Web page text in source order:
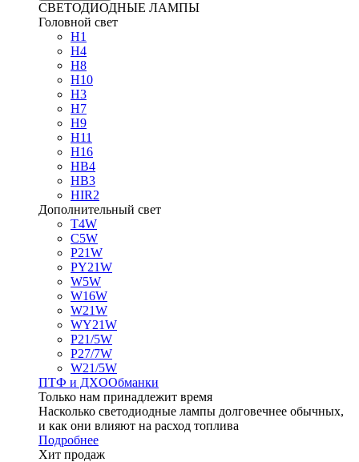
СВЕТОДИОДНЫЕ ЛАМПЫ
Головной свет
H1
H4
H8
H10
H3
H7
H9
H11
H16
HB4
HB3
HIR2
Дополнительный свет
T4W
C5W
P21W
PY21W
W5W
W16W
W21W
WY21W
P21/5W
P27/7W
W21/5W
ПТФ и ДXООбманки
Только нам принадлежит время
Насколько светодиодные лампы долговечнее обычных,
и как они влияют на расход топлива
Подробнее
Хит продаж